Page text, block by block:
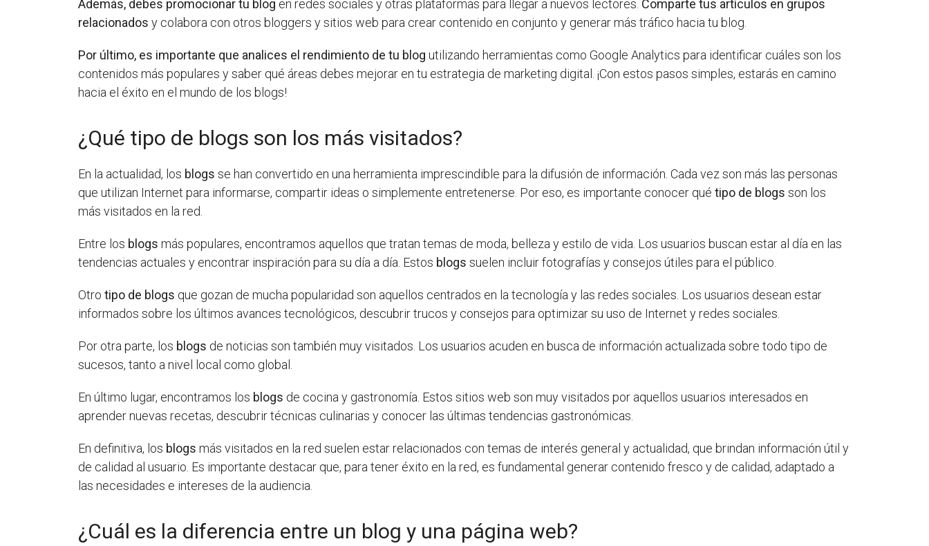
Además, debes promocionar tu blog en redes sociales y otras plataformas para llegar a nuevos lectores. Comparte tus artículos en grupos
relacionados y colabora con otros bloggers y sitios web para crear contenido en conjunto y generar más tráfico hacia tu blog.
Por último, es importante que analices el rendimiento de tu blog utilizando herramientas como Google Analytics para identificar cuáles son los
contenidos más populares y saber qué áreas debes mejorar en tu estrategia de marketing digital. ¡Con estos pasos simples, estarás en camino
hacia el éxito en el mundo de los blogs!
¿Qué tipo de blogs son los más visitados?
En la actualidad, los blogs se han convertido en una herramienta imprescindible para la difusión de información. Cada vez son más las personas
que utilizan Internet para informarse, compartir ideas o simplemente entretenerse. Por eso, es importante conocer quétipo de blogs son los
más visitados en la red.
Entre los blogs más populares, encontramos aquellos que tratan temas de moda, belleza y estilo de vida. Los usuarios buscan estar al día en las
tendencias actuales y encontrar inspiración para su día a día. Estos blogs suelen incluir fotografías y consejos útiles para el público.
Otrotipo de blogs que gozan de mucha popularidad son aquellos centrados en la tecnología y las redes sociales. Los usuarios desean estar
informados sobre los últimos avances tecnológicos, descubrir trucos y consejos para optimizar su uso de Internet y redes sociales.
Por otra parte, los blogs de noticias son también muy visitados. Los usuarios acuden en busca de información actualizada sobre todo tipo de
sucesos, tanto a nivel local como global.
En último lugar, encontramos los blogs de cocina y gastronomía. Estos sitios web son muy visitados por aquellos usuarios interesados en
aprender nuevas recetas, descubrir técnicas culinarias y conocer las últimas tendencias gastronómicas.
En definitiva, los blogs más visitados en la red suelen estar relacionados con temas de interés general y actualidad, que brindan información útil y
de calidad al usuario. Es importante destacar que, para tener éxito en la red, es fundamental generar contenido fresco y de calidad, adaptado a
las necesidades e intereses de la audiencia.
¿Cuál es la diferencia entre un blog y una página web?